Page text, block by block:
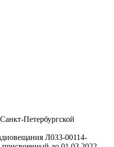
Петербургской
Л033-00114-